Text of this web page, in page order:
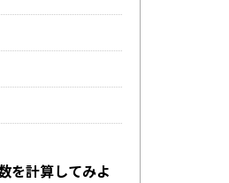
を計算してみよ